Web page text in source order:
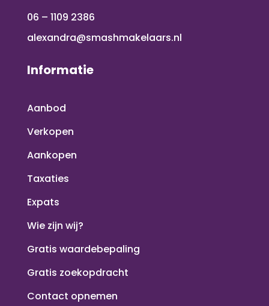
06 – 1109 2386
alexandra@smashmakelaars.nl
Informatie
Aanbod
Verkopen
Aankopen
Taxaties
Expats
Wie zijn wij?
Gratis waardebepaling
Gratis zoekopdracht
Contact opnemen